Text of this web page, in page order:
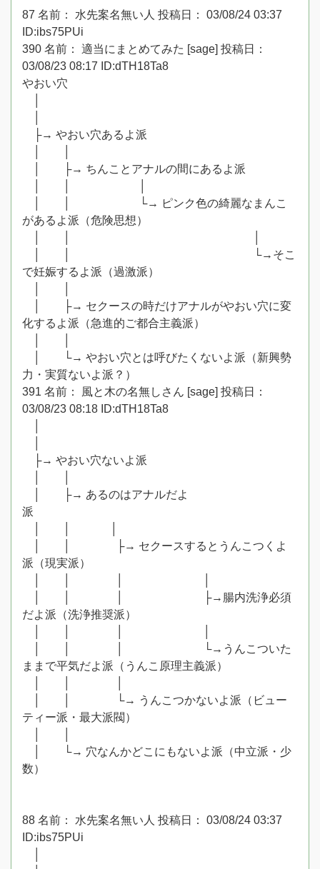
87 名前： 水先案名無い人 投稿日： 03/08/24 03:37
ID:ibs75PUi
390 名前： 適当にまとめてみた [sage] 投稿日：
03/08/23 08:17 ID:dTH18Ta8
やおい穴
├→ やおい穴あるよ派
│ ├→ ちんことアナルの間にあるよ派
│ │ └→ ピンク色の綺麗なまんこ
があるよ派（危険思想）
│ │ └→そこ
で妊娠するよ派（過激派）
│ ├→ セクースの時だけアナルがやおい穴に変
化するよ派（急進的ご都合主義派）
│ └→ やおい穴とは呼びたくないよ派（新興勢
力・実質ないよ派？）
391 名前： 風と木の名無しさん [sage] 投稿日：
03/08/23 08:18 ID:dTH18Ta8
├→ やおい穴ないよ派
│ ├→ あるのはアナルだよ
派
│ │ ├→ セクースするとうんこつくよ
派（現実派）
│ │ │ ├→腸内洗浄必須
だよ派（洗浄推奨派）
│ │ │ └→うんこついた
ままで平気だよ派（うんこ原理主義派）
│ │ └→ うんこつかないよ派（ビュー
ティー派・最大派閥）
│ └→ 穴なんかどこにもないよ派（中立派・少
数）
88 名前： 水先案名無い人 投稿日： 03/08/24 03:37
ID:ibs75PUi